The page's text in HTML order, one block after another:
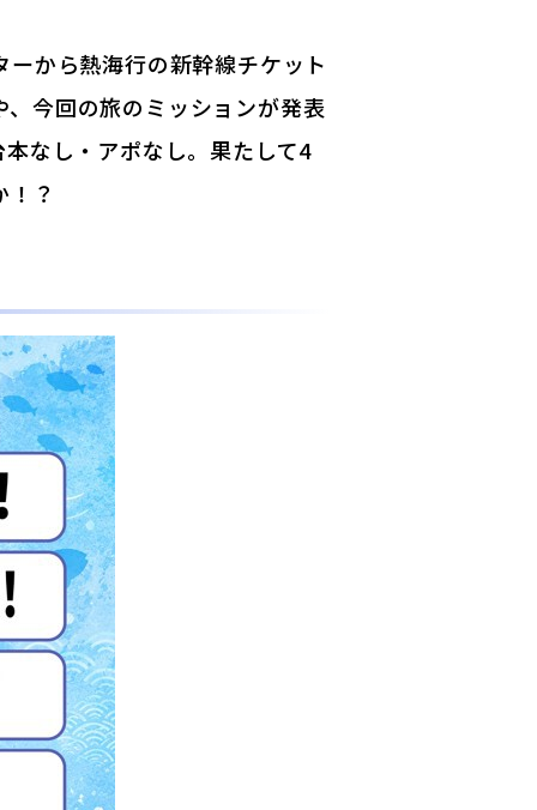
から熱海行の新幹線チケット
今回の旅のミッションが発表
なし・アポなし。果たして4
？